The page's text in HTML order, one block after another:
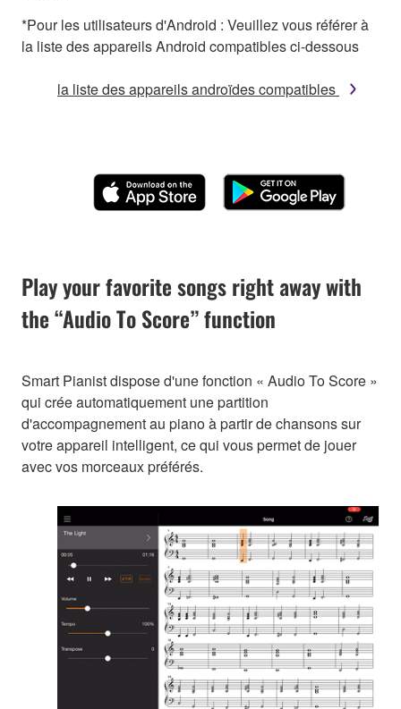
*Pour les utilisateurs d'Android : Veuillez vous référer à
la liste des appareils Android compatibles ci-dessous
la liste des appareils androïdes compatibles
Play your favorite songs right away with
the “Audio To Score” function
Smart Pianist dispose d'une fonction « Audio To Score »
qui crée automatiquement une partition
d'accompagnement au piano à partir de chansons sur
votre appareil intelligent, ce qui vous permet de jouer
avec vos morceaux préférés.